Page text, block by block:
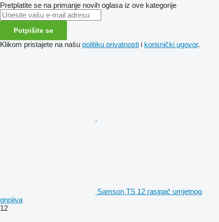
Pretplatite se na primanje novih oglasa iz ove kategorije
Potpišite se
Klikom pristajete na našu politiku privatnosti i korisnički ugovor.
Samson TS 12 rasipač umjetnog
gnojiva
12